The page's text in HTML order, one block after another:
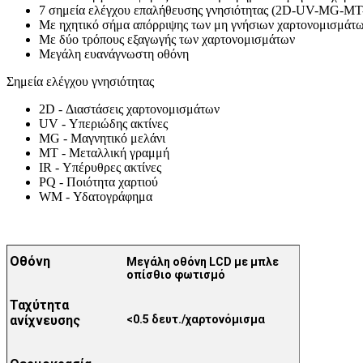
7 σημεία ελέγχου επαλήθευσης γνησιότητας (2D-UV-MG-
Με ηχητικό σήμα απόρριψης των μη γνήσιων
Με δύο τρόπους εξαγωγής των χαρτονομισμάτων
Μεγάλη ευανάγνωστη οθόνη
Σημεία ελέγχου γνησιότητας
2D - Διαστάσεις χαρτονομισμάτων
UV - Υπεριώδης ακτίνες
MG - Μαγνητικό μελάνι
MT - Μεταλλική γραμμή
IR - Υπέρυθρες ακτίνες
PQ - Ποιότητα χαρτιού
WM - Υδατογράφημα
Οθόνη
Μεγάλη οθόνη LCD με μπλε
οπίσθιο φωτισμό
Ταχύτητα
ανίχνευσης
<0.5 δευτ./χαρτονόμισμα